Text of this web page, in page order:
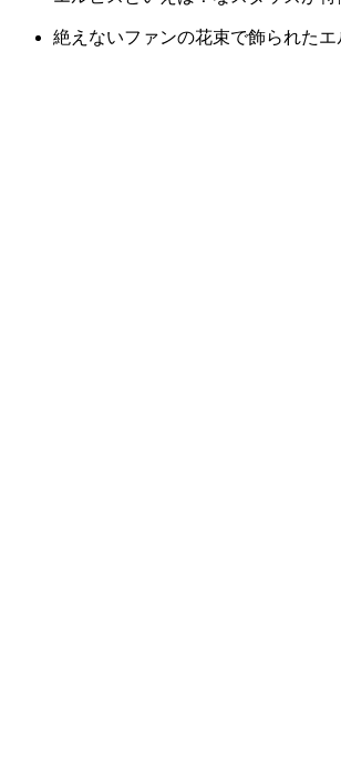
絶えないファンの花束で飾られた